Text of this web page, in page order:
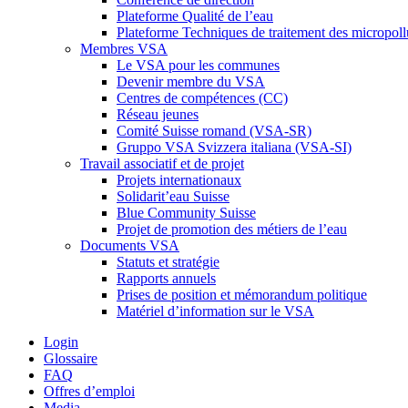
Plateforme Qualité de l’eau
Plateforme Techniques de traitement des
Membres VSA
Le VSA pour les communes
Devenir membre du VSA
Centres de compétences (CC)
Réseau jeunes
Comité Suisse romand (VSA-SR)
Gruppo VSA Svizzera italiana (VSA-SI)
Travail associatif et de projet
Projets internationaux
Solidarit’eau Suisse
Blue Community Suisse
Projet de promotion des métiers de l’eau
Documents VSA
Statuts et stratégie
Rapports annuels
Prises de position et mémorandum politique
Matériel d’information sur le VSA
Login
Glossaire
FAQ
Offres d’emploi